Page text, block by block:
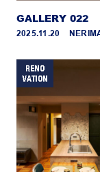
GALLERY 022
2025.11.20 _